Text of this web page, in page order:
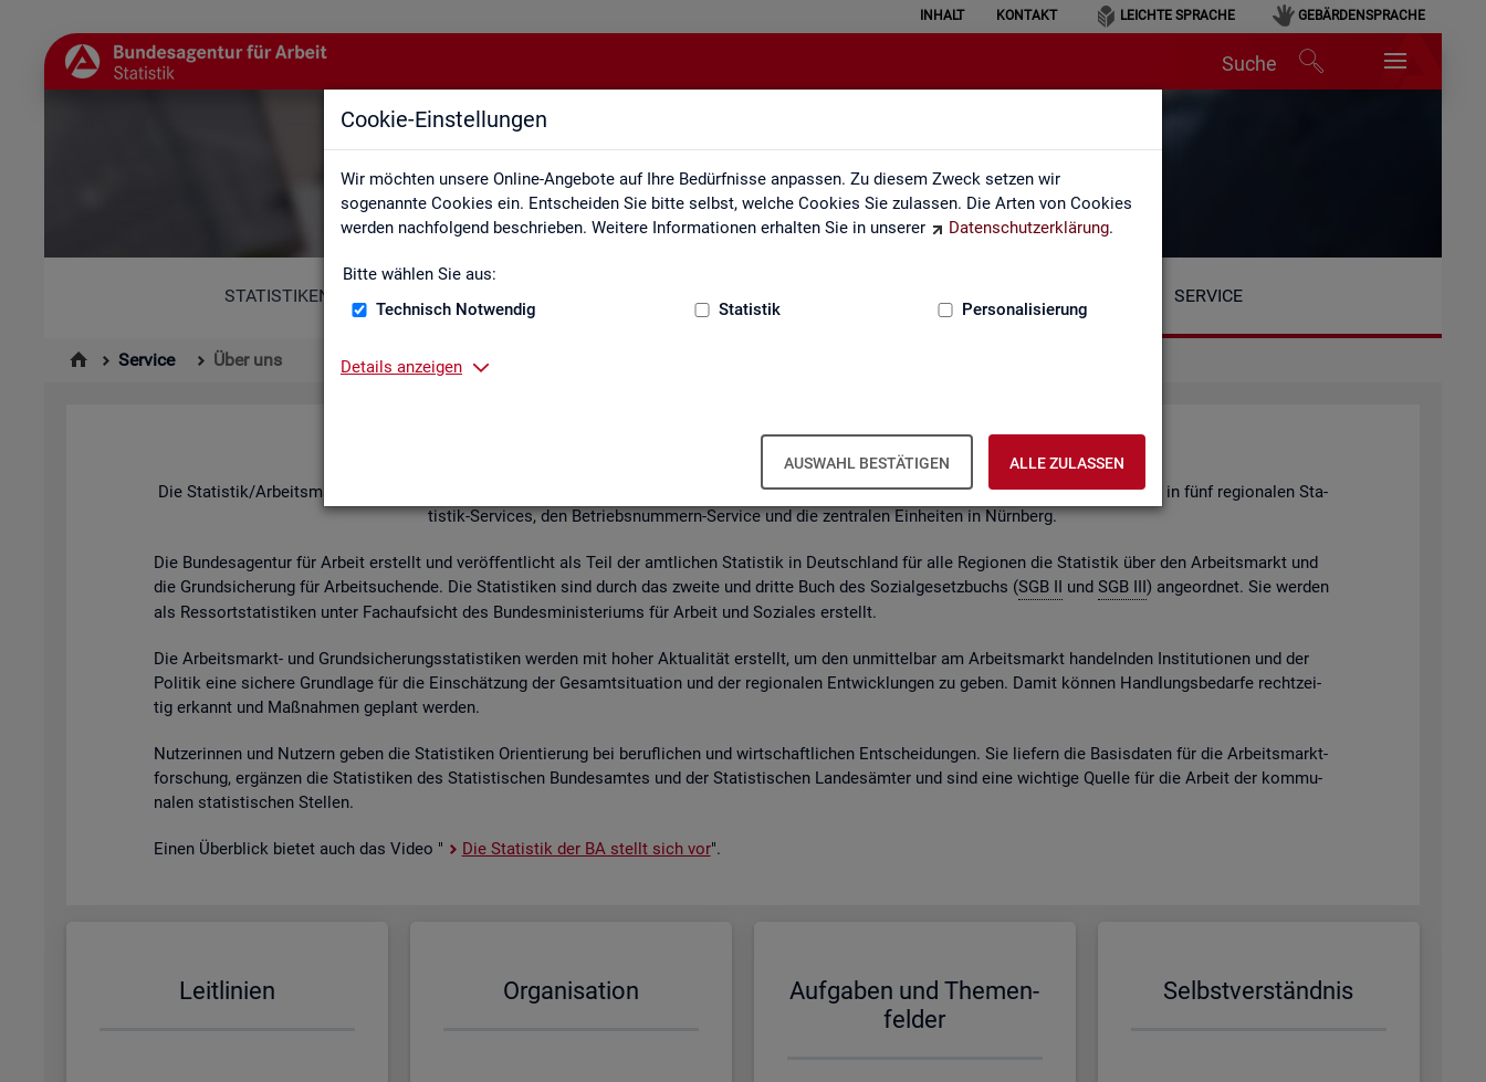
Cookie-Einstellungen
Wir möchten unsere Online-Angebote auf Ihre Bedürfnisse anpassen. Zu diesem Zweck setzen wir
sogenannte Cookies ein. Entscheiden Sie bitte selbst, welche Cookies Sie zulassen. Die Arten von Cookies
werden nachfolgend beschrieben. Weitere Informationen erhalten Sie in unserer
Datenschutzerklärung.
Bitte wählen Sie aus:
Technisch Notwendig
Statistik Personalisierung
Details anzeigen
AUSWAHL BESTÄTIGEN ALLE ZULASSEN
INHALT KONTAKT LEICHTE SPRACHE GEBÄRDENSPRACHE
Suche
Über uns
STATISTIKEN SERVICE
Service Über uns
Über uns
Die Sta­tis­tik/Ar­beits­markt­be­richt­erstat­tung der Bun­des­agen­tur für Ar­beit ist Teil der Bun­des­agen­tur für Ar­beit. Der Be­reich ist or­ga­ni­siert in fünf re­gio­na­len Sta­
tis­tik-Ser­vices, den Be­triebs­num­mern-Ser­vice und die zen­tra­len Ein­hei­ten in Nürn­berg.
Die Bun­des­agen­tur für Ar­beit er­stellt und ver­öf­fent­licht als Teil der amt­li­chen Sta­tis­tik in Deutsch­land für alle Re­gio­nen die Sta­tis­tik über den Ar­beits­markt und
die Grund­si­che­rung für Ar­beit­su­chen­de. Die Sta­tis­ti­ken sind durch das zwei­te und drit­te Buch des So­zi­al­ge­setz­buchs (SGB II und SGB III) an­ge­ord­net. Sie wer­den
als Res­sort­sta­tis­ti­ken unter Fach­auf­sicht des Bun­des­mi­nis­te­ri­ums für Ar­beit und So­zia­les er­stellt.
Die Ar­beits­markt- und Grund­si­che­rungs­sta­tis­ti­ken wer­den mit hoher Ak­tua­li­tät er­stellt, um den un­mit­tel­bar am Ar­beits­markt han­deln­den In­sti­tu­tio­nen und der
Po­li­tik eine si­che­re Grund­la­ge für die Ein­schät­zung der Ge­samt­si­tua­ti­on und der re­gio­na­len Ent­wick­lun­gen zu geben. Damit kön­nen Hand­lungs­be­dar­fe recht­zei­
tig er­kannt und Maß­nah­men ge­plant wer­den.
Nut­ze­rin­nen und Nut­zern geben die Sta­tis­ti­ken Ori­en­tie­rung bei be­ruf­li­chen und wirt­schaft­li­chen Ent­schei­dun­gen. Sie lie­fern die Ba­sis­da­ten für die Ar­beits­markt­
for­schung, er­gän­zen die Sta­tis­ti­ken des Sta­tis­ti­schen Bun­des­am­tes und der Sta­tis­ti­schen Lan­des­äm­ter und sind eine wich­ti­ge Quel­le für die Ar­beit der kom­mu­
na­len sta­tis­ti­schen Stel­len.
Einen Über­blick bie­tet auch das Video " Die Sta­tis­tik der BA stellt sich vor".
Leit­li­ni­en Or­ga­ni­sa­ti­on
Auf­ga­ben und The­men­
fel­der
Selbst­ver­ständ­nis